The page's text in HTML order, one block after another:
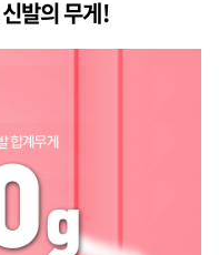
신발의 무게!